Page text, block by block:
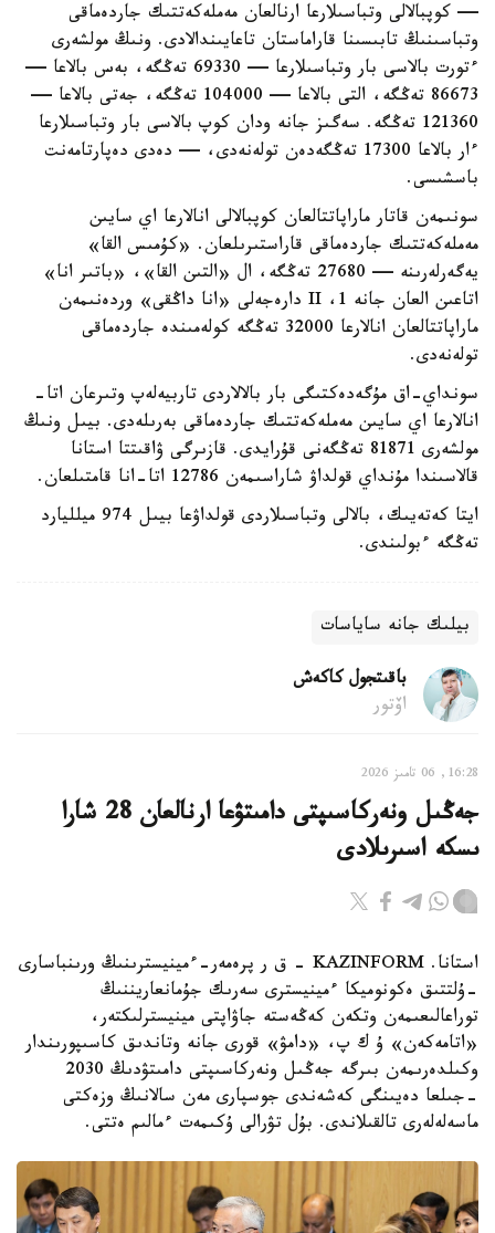
— كوپبالالى وتباسىلارعا ارنالعان مەملەكەتتىك جاردەماقى
وتباسىنىڭ تابىسىنا قاراماستان تاعايىندالادى. ونىڭ مولشەرى
ءتورت بالاسى بار وتباسىلارعا — 69330 تەڭگە، بەس بالاعا —
86673 تەڭگە، التى بالاعا — 104000 تەڭگە، جەتى بالاعا —
121360 تەڭگە. سەگىز جانە ودان كوپ بالاسى بار وتباسىلارعا
ءار بالاعا 17300 تەڭگەدەن تولەنەدى، — دەدى دەپارتامەنت
باسشىسى.
سونىمەن قاتار ماراپاتتالعان كوپبالالى انالارعا اي سايىن
مەملەكەتتىك جاردەماقى قاراستىرىلعان. «كۇمىس القا»
يەگەرلەرىنە — 27680 تەڭگە، ال «التىن القا»، «باتىر انا»
اتاعىن العان جانە 1، II دارەجەلى «انا داڭقى» وردەنىمەن
ماراپاتتالعان انالارعا 32000 تەڭگە كولەمىندە جاردەماقى
تولەنەدى.
سونداي-اق مۇگەدەكتىگى بار بالالاردى تاربيەلەپ وتىرعان اتا-
انالارعا اي سايىن مەملەكەتتىك جاردەماقى بەرىلەدى. بيىل ونىڭ
مولشەرى 81871 تەڭگەنى قۇرايدى. قازىرگى ۋاقىتتا استانا
قالاسىندا مۇنداي قولداۋ شاراسىمەن 12786 اتا-انا قامتىلعان.
ايتا كەتەيىك، بالالى وتباسىلاردى قولداۋعا بيىل 974 ميلليارد
تەڭگە ءبولىندى.
بيلىك جانە ساياسات
باقىتجول كاكەش
اۆتور
16:28, 06 تامىز 2026
جەڭىل ونەركاسىپتى دامىتۋعا ارنالعان 28 شارا
ىسكە اسىرىلادى
استانا. KAZINFORM - ق ر پرەمەر-ءمينيسترىنىڭ ورىنباسارى
-ۇلتتىق ەكونوميكا ءمينيسترى سەرىك جۇمانعاريننىڭ
توراعالىعىمەن وتكەن كەڭەستە جاۋاپتى مينيسترلىكتەر،
«اتامەكەن» ۇ ك پ، «دامۋ» قورى جانە وتاندىق كاسىپورىندار
وكىلدەرىمەن بىرگە جەڭىل ونەركاسىپتى دامىتۋدىڭ 2030
-جىلعا دەيىنگى كەشەندى جوسپارى مەن سالانىڭ وزەكتى
ماسەلەلەرى تالقىلاندى. بۇل تۋرالى ۇكىمەت ءمالىم ەتتى.